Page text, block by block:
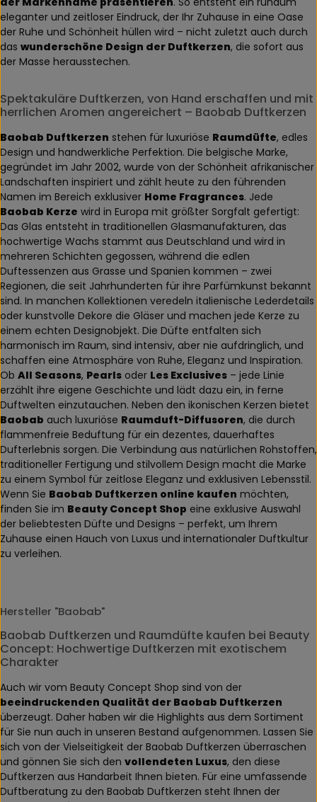
eleganter und zeitloser Eindruck, der Ihr Zuhause in eine Oase
der Ruhe und Schönheit hüllen wird – nicht zuletzt auch durch
das wunderschöne Design der Duftkerzen, die sofort aus
der Masse herausstechen.
Spektakuläre Duftkerzen, von Hand erschaffen und mit
herrlichen Aromen angereichert – Baobab Duftkerzen
Baobab Duftkerzen stehen für luxuriöse Raumdüfte, edles
Design und handwerkliche Perfektion. Die belgische Marke,
gegründet im Jahr 2002, wurde von der Schönheit afrikanischer
Landschaften inspiriert und zählt heute zu den führenden
Namen im Bereich exklusiver Home Fragrances. Jede
Baobab Kerze wird in Europa mit größter Sorgfalt gefertigt:
Das Glas entsteht in traditionellen Glasmanufakturen, das
hochwertige Wachs stammt aus Deutschland und wird in
mehreren Schichten gegossen, während die edlen
Duftessenzen aus Grasse und Spanien kommen – zwei
Regionen, die seit Jahrhunderten für ihre Parfümkunst bekannt
sind. In manchen Kollektionen veredeln italienische Lederdetails
oder kunstvolle Dekore die Gläser und machen jede Kerze zu
einem echten Designobjekt. Die Düfte entfalten sich
harmonisch im Raum, sind intensiv, aber nie aufdringlich, und
schaffen eine Atmosphäre von Ruhe, Eleganz und Inspiration.
Ob All Seasons, Pearls oder Les Exclusives – jede Linie
erzählt ihre eigene Geschichte und lädt dazu ein, in ferne
Duftwelten einzutauchen. Neben den ikonischen Kerzen bietet
Baobab auch luxuriöse Raumduft-Diffusoren, die durch
flammenfreie Beduftung für ein dezentes, dauerhaftes
Dufterlebnis sorgen. Die Verbindung aus natürlichen Rohstoffen,
traditioneller Fertigung und stilvollem Design macht die Marke
zu einem Symbol für zeitlose Eleganz und exklusiven Lebensstil.
Wenn Sie Baobab Duftkerzen online kaufen möchten,
finden Sie im Beauty Concept Shop eine exklusive Auswahl
der beliebtesten Düfte und Designs – perfekt, um Ihrem
Zuhause einen Hauch von Luxus und internationaler Duftkultur
zu verleihen.
Hersteller "Baobab"
Baobab Duftkerzen und Raumdüfte kaufen bei Beauty
Concept: Hochwertige Duftkerzen mit exotischem
Charakter
Auch wir vom Beauty Concept Shop sind von der
beeindruckenden Qualität der Baobab Duftkerzen
überzeugt. Daher haben wir die Highlights aus dem Sortiment
für Sie nun auch in unseren Bestand aufgenommen. Lassen Sie
sich von der Vielseitigkeit der Baobab Duftkerzen überraschen
und gönnen Sie sich den vollendeten Luxus, den diese
Duftkerzen aus Handarbeit Ihnen bieten. Für eine umfassende
Duftberatung zu den Baobab Duftkerzen steht Ihnen der